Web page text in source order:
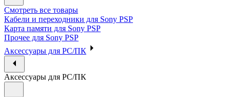
Смотреть все товары
Кабели и переходники для Sony PSP
Карта памяти для Sony PSP
Прочее для Sony PSP
Аксессуары для PC/ПК
Аксессуары для PC/ПК